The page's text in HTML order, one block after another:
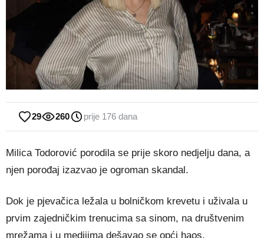
29 260 prije 176 dana
Milica Todorović porodila se prije skoro nedjelju dana, a
njen porođaj izazvao je ogroman skandal.
Dok je pjevačica ležala u bolničkom krevetu i uživala u
prvim zajedničkim trenucima sa sinom, na društvenim
mrežama i u medijima dešavao se opći haos.